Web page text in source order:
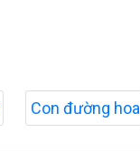
Con đường hoa